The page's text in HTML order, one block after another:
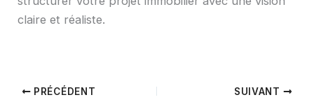
claire et réaliste.
PRÉCÉDENT SUIVANT